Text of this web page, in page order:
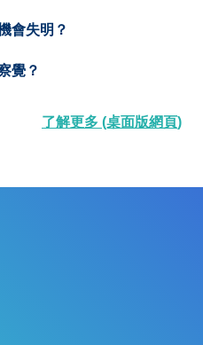
會失明？
覺？
了解更多 (桌面版網頁)